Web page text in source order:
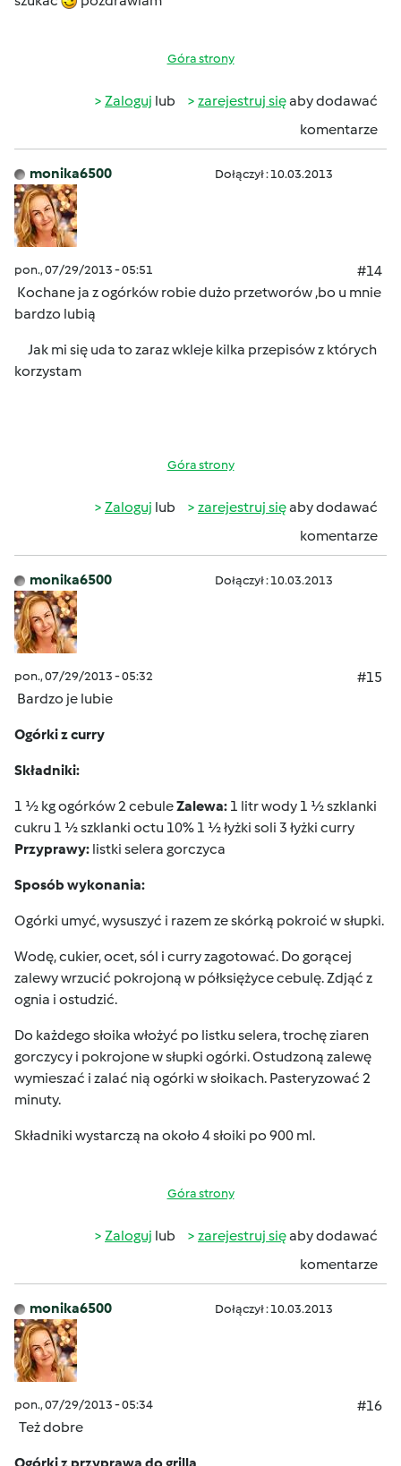
Góra strony
Zaloguj lub zarejestruj sięaby dodawać
komentarze
monika6500 Dołączył : 10.03.2013
pon., 07/29/2013 - 05:51
#14
Kochane ja z ogórków robie dużo przetworów ,bo u mnie
bardzo lubią
Jak mi się uda to zaraz wkleje kilka przepisów z których
korzystam
Góra strony
Zaloguj lub zarejestruj sięaby dodawać
komentarze
monika6500 Dołączył : 10.03.2013
pon., 07/29/2013 - 05:32
#15
Bardzo je lubie
Ogórki z curry
Składniki:
1 ½ kg ogórków 2 cebuleZalewa: 1 litr wody 1 ½ szklanki
cukru 1 ½ szklanki octu 10% 1 ½ łyżki soli 3 łyżki curry
Przyprawy: listki selera gorczyca
Sposób wykonania:
Ogórki umyć, wysuszyć i razem ze skórką pokroić w słupki.
Wodę, cukier, ocet, sól i curry zagotować. Do gorącej
zalewy wrzucić pokrojoną w półksiężyce cebulę. Zdjąć z
ognia i ostudzić.
Do każdego słoika włożyć po listku selera, trochę ziaren
gorczycy i pokrojone w słupki ogórki. Ostudzoną zalewę
wymieszać i zalać nią ogórki w słoikach. Pasteryzować 2
minuty.
Składniki wystarczą na około 4 słoiki po 900 ml.
Góra strony
Zaloguj lub zarejestruj sięaby dodawać
komentarze
monika6500 Dołączył : 10.03.2013
pon., 07/29/2013 - 05:34
#16
Też dobre